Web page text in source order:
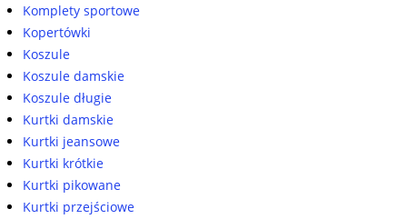
Komplety sportowe
Kopertówki
Koszule
Koszule damskie
Koszule długie
Kurtki damskie
Kurtki jeansowe
Kurtki krótkie
Kurtki pikowane
Kurtki przejściowe